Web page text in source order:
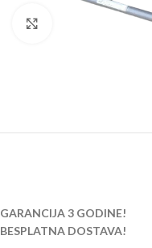
Kliknite za uvećanje
GARANCIJA 3 GODINE!
BESPLATNA DOSTAVA!